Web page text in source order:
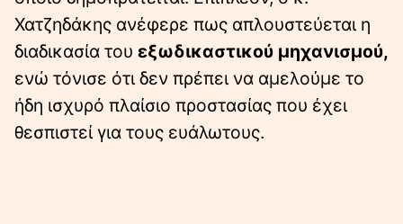
Χατζηδάκης ανέφερε πως απλουστεύεται η
διαδικασία του εξωδικαστικού μηχανισμού,
ενώ τόνισε ότι δεν πρέπει να αμελούμε το
ήδη ισχυρό πλαίσιο προστασίας που έχει
θεσπιστεί για τους ευάλωτους.